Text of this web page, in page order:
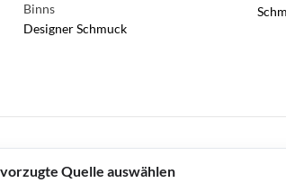
Binns
DesignerSchmuck
Quelle auswählen